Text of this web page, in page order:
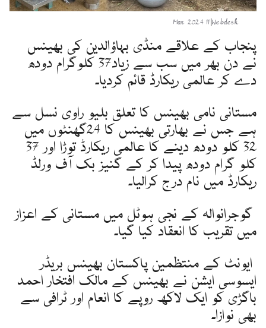
Webdesk
|
11 Mar 2024
پنجاب کے علاقے منڈی بہاؤالدین کی بھینس
نے دن بھر میں سب سے زیاد37 کلوگرام دودھ
دے کر عالمی ریکارڈ قائم کردیا۔
مستانی نامی بھینس کا تعلق بلیو راوی نسل سے
ہے جس نے بھارتی بھینس کا 24گھنٹوں میں
32 کلو دودھ دینے کا عالمی ریکارڈ توڑا اور 37
کلو گرام دودھ پیدا کر کے گنیز بک آف ورلڈ
ریکارڈ میں نام درج کرالیا۔
گوجرانوالہ کے نجی ہوٹل میں مستانی کے اعزاز
میں تقریب کا انعقاد کیا گیا۔
ایونٹ کے منتظمین پاکستان بھینس بریڈر
ایسوسی ایشن نے بھینس کے مالک افتخار احمد
باگڑی کو ایک لاکھ روپے کا انعام اور ٹرافی سے
بھی نوازا۔